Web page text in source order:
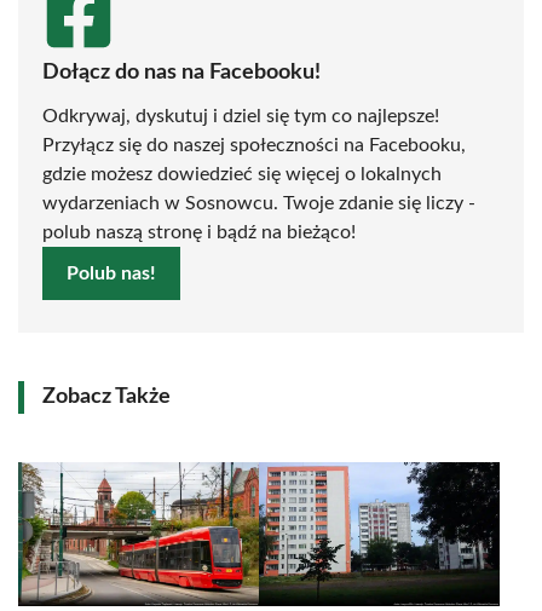
Dołącz do nas na Facebooku!
Odkrywaj, dyskutuj i dziel się tym co najlepsze!
Przyłącz się do naszej społeczności na Facebooku,
gdzie możesz dowiedzieć się więcej o lokalnych
wydarzeniach w Sosnowcu. Twoje zdanie się liczy -
polub naszą stronę i bądź na bieżąco!
Polub nas!
Zobacz Także